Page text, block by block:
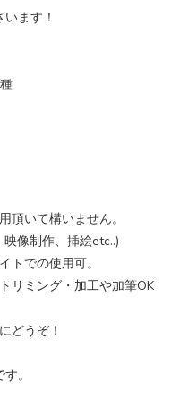
ます！
頂いて構いません。
像制作、挿絵etc..)
トでの使用可。
リミング・加工や加筆OK
どうぞ！
。